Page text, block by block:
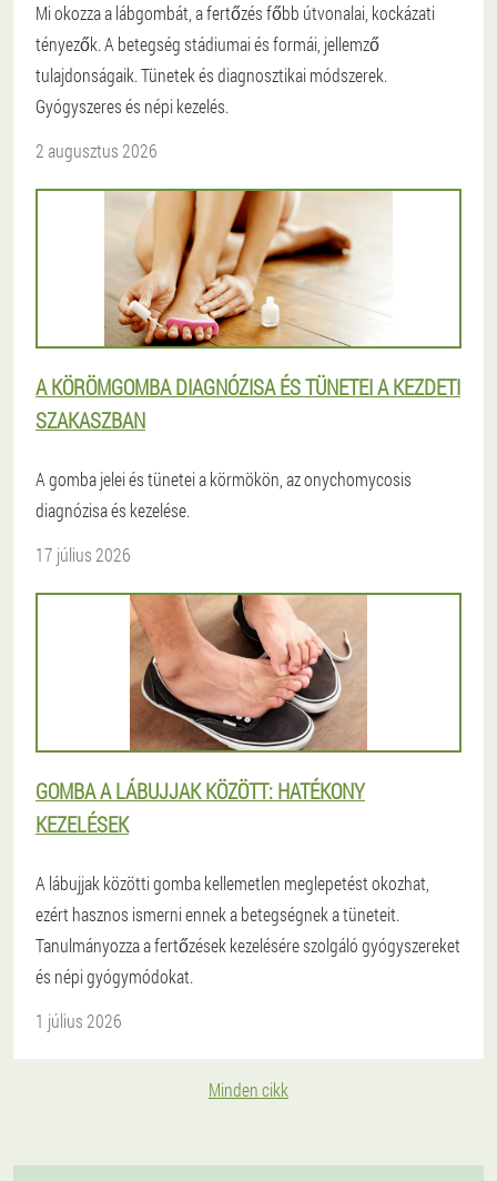
Mi okozza a lábgombát, a fertőzés főbb útvonalai, kockázati
tényezők. A betegség stádiumai és formái, jellemző
tulajdonságaik. Tünetek és diagnosztikai módszerek.
Gyógyszeres és népi kezelés.
2 augusztus 2026
A KÖRÖMGOMBA DIAGNÓZISA ÉS TÜNETEI A KEZDETI
SZAKASZBAN
A gomba jelei és tünetei a körmökön, az onychomycosis
diagnózisa és kezelése.
17 július 2026
GOMBA A LÁBUJJAK KÖZÖTT: HATÉKONY
KEZELÉSEK
A lábujjak közötti gomba kellemetlen meglepetést okozhat,
ezért hasznos ismerni ennek a betegségnek a tüneteit.
Tanulmányozza a fertőzések kezelésére szolgáló gyógyszereket
és népi gyógymódokat.
1 július 2026
Minden cikk